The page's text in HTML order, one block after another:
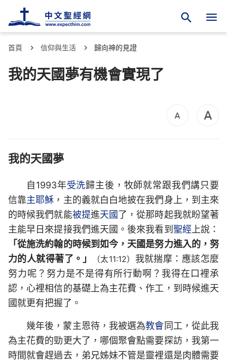
首頁 信仰與生活 歸向神的見證
我的天國夢有機會實現了
我的天國夢
自1993年受洗歸主後，牧師就常跟我們講只要
信靠主耶穌 ，主的義就白白地披在我們身上，到主來
的時候我們就能被提進天國了，從那時起我就盼望著
主能早日來提接我們進天國。後來我看到 聖經 上說：
「從施洗約翰的時候到如今，天國是努力進入的，努
力的人就得著了。」
（太11:12） 我就揣摩：應該怎麼
努力呢？努力是不是得有所行動啊？我得在口裡承
認，心裡相信的基礎上為主花費、作工，到時候進天
國就更有把握了。
幾年後，蒙主恩待，我被選為教會同工，從此我
為主花費的勁更大了，哪個聚會點需要探訪，我第一
時間就會趕過去，弟兄姊妹不管是靈裡還是肉體需要